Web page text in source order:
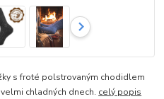
s froté polstrovaným chodidlem
chladných dnech. celý popis